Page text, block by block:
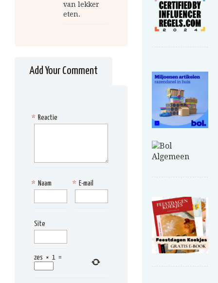
van lekker
eten.
Add Your Comment
Reactie
*
Naam
* E-mail
*
Site
zes × 1 =